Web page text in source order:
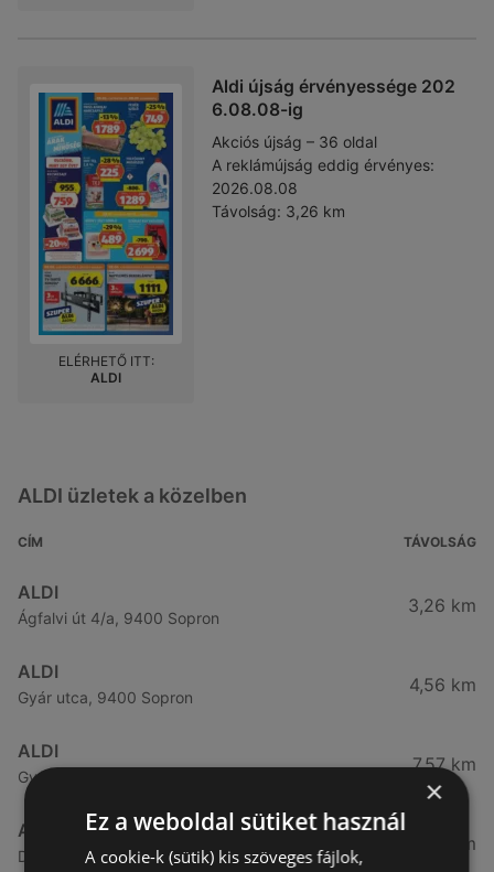
Aldi újság érvényessége 202
6.08.08-ig
Akciós újság – 36 oldal
A reklámújság eddig érvényes:
2026.08.08
Távolság: 3,26 km
ELÉRHETŐ ITT:
ALDI
ALDI üzletek a közelben
CÍM TÁVOLSÁG
ALDI
Ágfalvi út 4/a, 9400 Sopron
3,26 km
ALDI
Gyár utca, 9400 Sopron
4,56 km
ALDI
Győri út 45, 9400 Sopron
7,57 km
ALDI
Demeter u. 2., 9700 Szombathely
49,08 km
×
Ez a weboldal sütiket használ
A cookie-k (sütik) kis szöveges fájlok,